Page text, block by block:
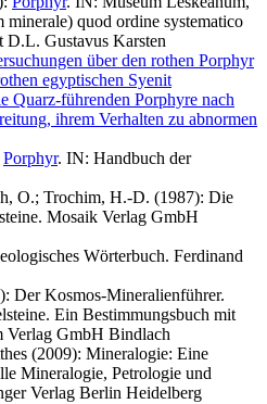
minerale) quod ordine systematico
D.L. Gustavus Karsten
über den rothen Porphyr
egyptischen Syenit
Quarz-führenden Porphyre nach
ihrem Verhalten zu abnormen
Porphyr. IN: Handbuch der
O.; Trochim, H.-D. (1987): Die
Mosaik Verlag GmbH
Wörterbuch. Ferdinand
Der Kosmos-Mineralienführer.
Ein Bestimmungsbuch mit
Verlag GmbH Bindlach
(2009): Mineralogie: Eine
Mineralogie, Petrologie und
Verlag Berlin Heidelberg